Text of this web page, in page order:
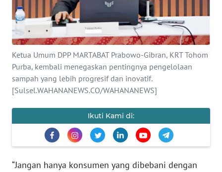
Ketua Umum DPP MARTABAT Prabowo-Gibran, KRT Tohom
Purba, kembali menegaskan pentingnya pengelolaan
sampah yang lebih progresif dan inovatif.
[Sulsel.WAHANANEWS.CO/WAHANANEWS]
Ikuti Kami di:
“Jangan hanya konsumen yang dibebani dengan
KONTAK
KAMI
INFO
IKLAN
TENTANG
KAMI
PEDOMAN